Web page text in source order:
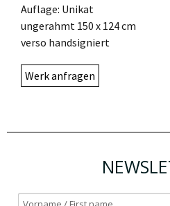
Auflage: Unikat
ungerahmt 150 x 124 cm
verso handsigniert
Werk anfragen